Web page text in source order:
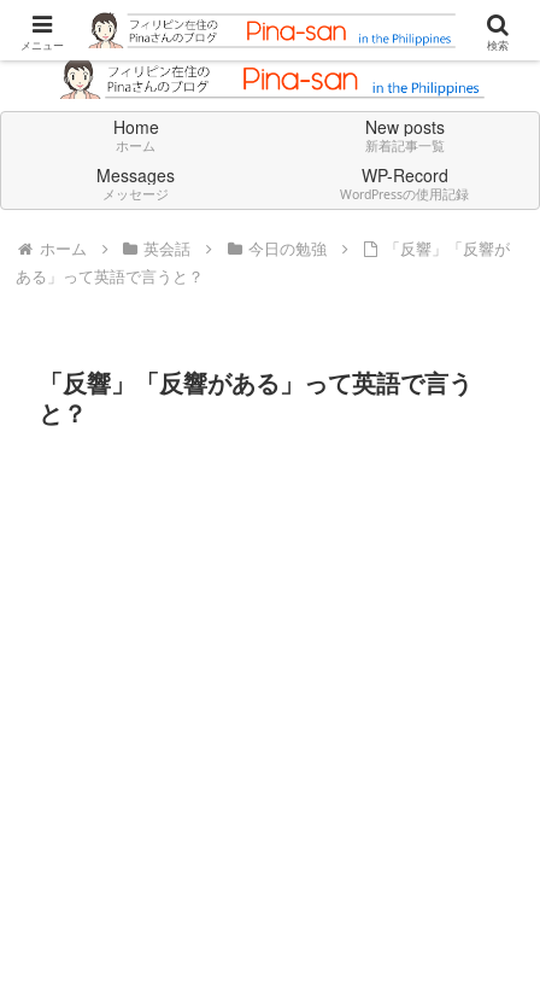
Don't think deeply. Feel always in English.
Home
ホーム
New posts
新着記事一覧
Messages
メッセージ
WP-Record
WordPressの使用記録
ホーム 英会話 今日の勉強
「反響」「反響が
ある」って英語で言うと？
「反響」「反響がある」って英語で言う
と？
メニュー 検索